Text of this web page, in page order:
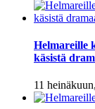
Helmareille
käsistä
11